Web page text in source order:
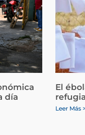
día
El
Leer Más